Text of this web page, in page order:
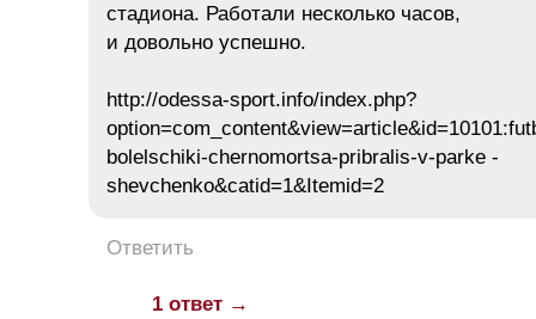
стадиона. Работали несколько часов,
и довольно успешно.
http://odessa-sport.info/index.php?
bolelschiki-chernomortsa-pribralis-v-parke -
shevchenko&catid=1&Itemid=2
Ответить
1 ответ →